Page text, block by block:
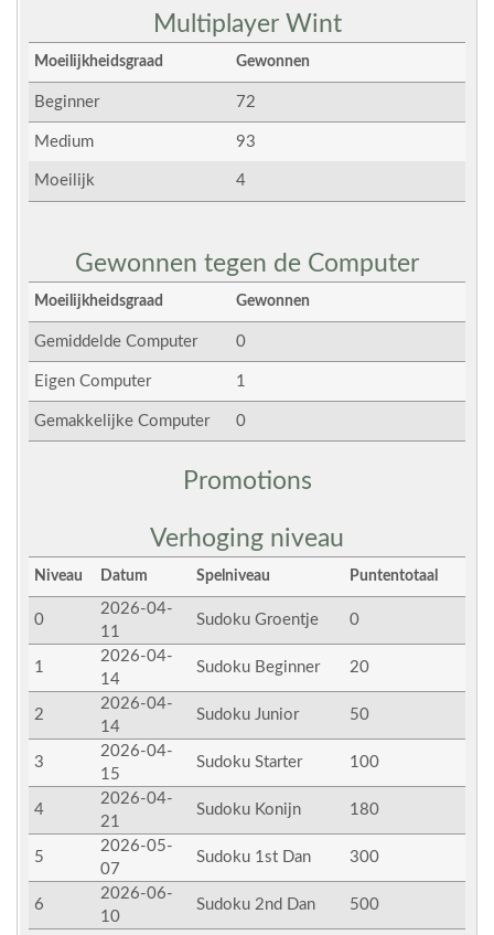
Multiplayer Wint
Moeilijkheidsgraad Gewonnen
Beginner 72
Medium 93
Moeilijk 4
Gewonnen tegen de Computer
Moeilijkheidsgraad Gewonnen
Gemiddelde Computer 0
Eigen Computer 1
Gemakkelijke Computer 0
Promotions
Verhoging niveau
Niveau Datum Spelniveau Puntentotaal
0
2026-04-
11
Sudoku Groentje 0
1
2026-04-
14
Sudoku Beginner 20
2
2026-04-
14
Sudoku Junior 50
3
2026-04-
15
Sudoku Starter 100
4
2026-04-
21
Sudoku Konijn 180
5
2026-05-
07
Sudoku 1st Dan 300
6
2026-06-
10
Sudoku 2nd Dan 500